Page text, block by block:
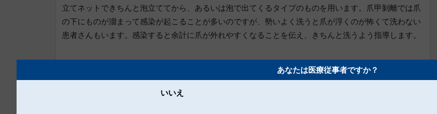
立てネットできちんと泡立ててから、あるいは泡で出てくるタイプのものを用います。爪甲剝離では爪
の下にものが溜まって感染が起こることが多いのですが、勢いよく洗うと爪が浮くのが怖くて洗わない
患者さんもいます。感染すると余計に爪が外れやすくなることを伝え、きちんと洗うよう指導します。
脱毛後でも頭皮はシャンプーを使用してしっかりと洗います。脱毛しているからといって、ボディソ
ープで洗うと乾燥してしまいます。シャンプー以外であれば、洗顔フォームのように脱脂成分が多くな
いもの、無香料のもの、身体も顔も洗える泡のソープなどを用いるようにします。
あなたは医療従事者ですか？
いいえ